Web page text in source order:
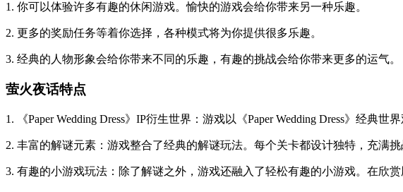
1. 你可以体验许多有趣的休闲游戏。愉快的游戏会给你带来另一种乐趣。
2. 更多的奖励任务等着你选择，各种模式将为你提供很多乐趣。
3. 经典的人物形象会给你带来不同的乐趣，有趣的挑战会给你带来更多的运气。
萤火夜话特点
1. 《Paper Wedding Dress》IP衍生世界：游戏以《Paper Wedding Dress》经典
2. 丰富的解谜元素：游戏整合了经典的解谜玩法。每个关卡都设计独特，充满
3. 有趣的小游戏玩法：除了解谜之外，游戏还融入了轻松有趣的小游戏。在欣